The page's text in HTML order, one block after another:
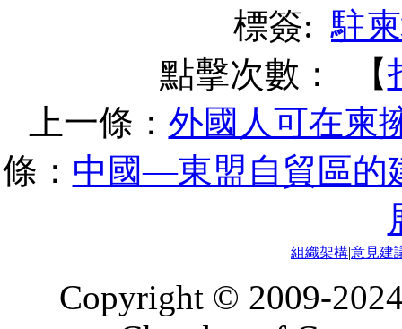
標簽:駐
點擊次數：
【
上一條： 外國人可在柬
條： 中國—東盟自貿區的
組織架構|意見建
Copyright © 2009-